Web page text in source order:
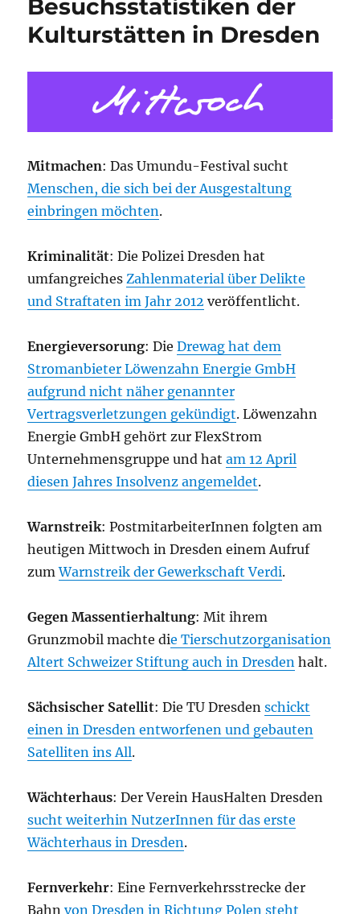
Besuchsstatistiken der
Kulturstätten in Dresden
Mitmachen: Das Umundu-Festival sucht
Menschen, die sich bei der Ausgestaltung
einbringen möchten.
Kriminalität: Die Polizei Dresden hat
umfangreichesZahlenmaterial über Delikte
und Straftaten im Jahr 2012 veröffentlicht.
Energieversorung: DieDrewag hat dem
Stromanbieter Löwenzahn Energie GmbH
aufgrund nicht näher genannter
Vertragsverletzungen gekündigt. Löwenzahn
Energie GmbH gehört zur FlexStrom
Unternehmensgruppe und hatam 12 April
diesen Jahres Insolvenz angemeldet.
Warnstreik: PostmitarbeiterInnen folgten am
heutigen Mittwoch in Dresden einem Aufruf
zumWarnstreik der Gewerkschaft Verdi.
Gegen Massentierhaltung: Mit ihrem
Grunzmobil machte die Tierschutzorganisation
Altert Schweizer Stiftung auch in Dresden halt.
Sächsischer Satellit: Die TU Dresdenschickt
einen in Dresden entworfenen und gebauten
Satelliten ins All.
Wächterhaus: Der Verein HausHalten Dresden
sucht weiterhin NutzerInnen für das erste
Wächterhaus in Dresden.
Fernverkehr: Eine Fernverkehrsstrecke der
Bahnvon Dresden in Richtung Polen steht